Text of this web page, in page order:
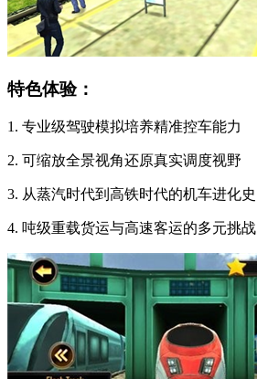
特色体验：
1. 专业级驾驶模拟培养精准控车能力
2. 可缩放全景视角还原真实调度视野
3. 从蒸汽时代到高铁时代的机车进化史
4. 吨级重载货运与高速客运的多元挑战